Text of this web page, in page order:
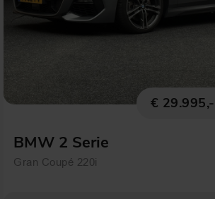
€ 29.995,-
BMW 2 Serie
Gran Coupé 220i